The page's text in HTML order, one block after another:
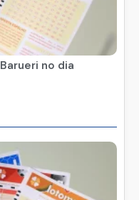
no dia